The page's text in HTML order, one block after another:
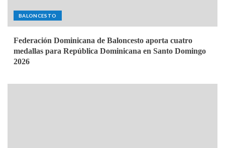
BALONCESTO
Federación Dominicana de Baloncesto aporta cuatro
medallas para República Dominicana en Santo Domingo
2026